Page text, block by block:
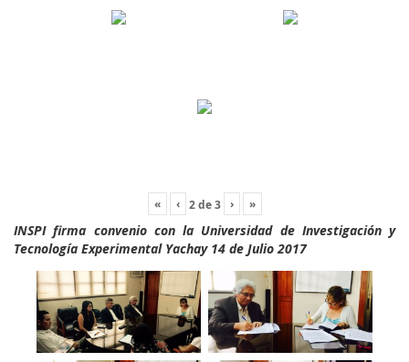
« ‹ 2de3 › »
INSPI firma convenio con la Universidad de Investigación y
Tecnología Experimental Yachay 14 de Julio 2017